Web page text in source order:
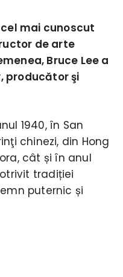
mai cunoscut
de arte
Bruce Lee a
producător şi
1940, în San
chinezi, din Hong
cât și în anul
tradiției
puternic și